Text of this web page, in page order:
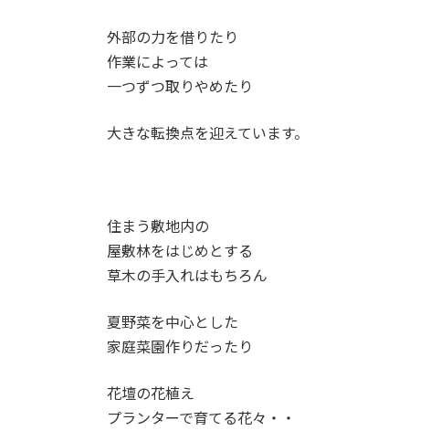
外部の力を借りたり
作業によっては
一つずつ取りやめたり
大きな転換点を迎えています。
住まう敷地内の
屋敷林をはじめとする
草木の手入れはもちろん
夏野菜を中心とした
家庭菜園作りだったり
花壇の花植え
プランターで育てる花々・・